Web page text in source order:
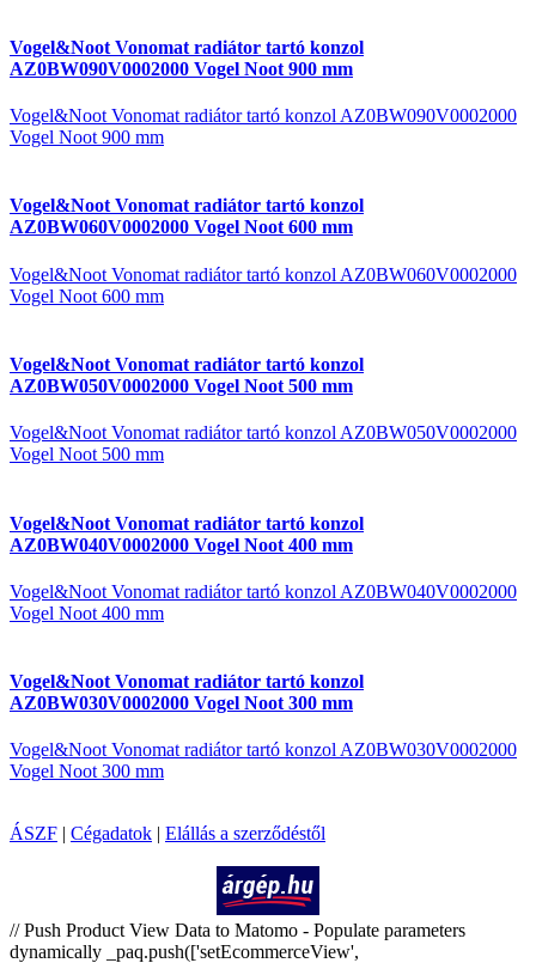
Vogel&Noot Vonomat radiátor tartó konzol
AZ0BW090V0002000 Vogel Noot 900 mm
Vogel&Noot Vonomat radiátor tartó konzol AZ0BW090V0002000
Vogel Noot 900 mm
Vogel&Noot Vonomat radiátor tartó konzol
AZ0BW060V0002000 Vogel Noot 600 mm
Vogel&Noot Vonomat radiátor tartó konzol AZ0BW060V0002000
Vogel Noot 600 mm
Vogel&Noot Vonomat radiátor tartó konzol
AZ0BW050V0002000 Vogel Noot 500 mm
Vogel&Noot Vonomat radiátor tartó konzol AZ0BW050V0002000
Vogel Noot 500 mm
Vogel&Noot Vonomat radiátor tartó konzol
AZ0BW040V0002000 Vogel Noot 400 mm
Vogel&Noot Vonomat radiátor tartó konzol AZ0BW040V0002000
Vogel Noot 400 mm
Vogel&Noot Vonomat radiátor tartó konzol
AZ0BW030V0002000 Vogel Noot 300 mm
Vogel&Noot Vonomat radiátor tartó konzol AZ0BW030V0002000
Vogel Noot 300 mm
ÁSZF | Cégadatok | Elállás a szerződéstől
// Push Product View Data to Matomo - Populate parameters
dynamically _paq.push(['setEcommerceView',